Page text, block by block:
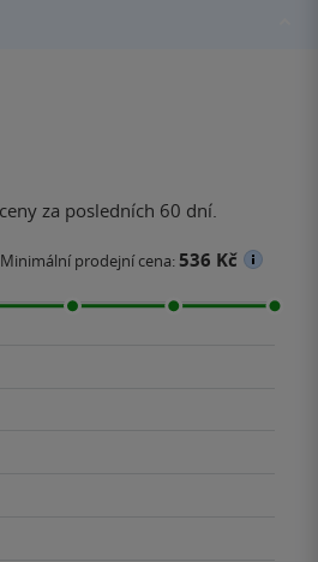
za posledních 60 dní.
Minimální prodejní cena:536 Kč